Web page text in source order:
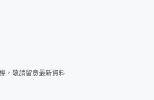
，敬請留意最新資料